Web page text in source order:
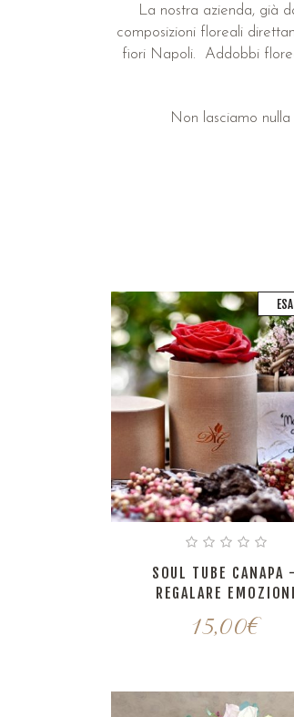
La nostra azienda, già
composizioni floreali
fiori Napoli. Addobbi
Non lasciamo
SOUL TUBE CANAPA
REGALARE EMOZIONI
15,00€